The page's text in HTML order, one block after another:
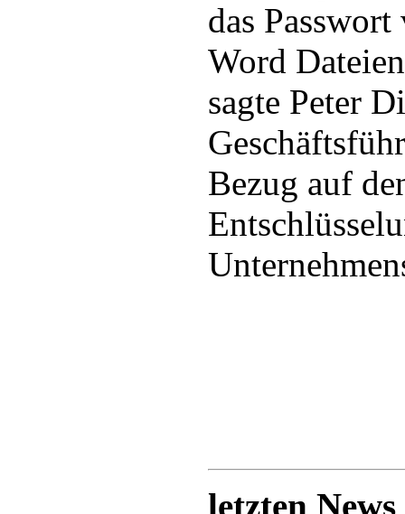
das
Word
sagte Peter
Bezug auf
letzten News